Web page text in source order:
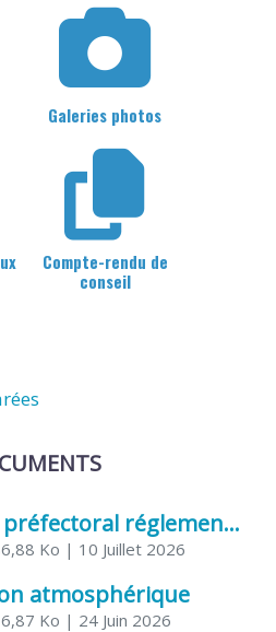
Galeries photos
Compte-rendu de
conseil
Arrêté préfectoral réglementant l’usage de l’eau
Ko | 10 Juillet 2026
atmosphérique
Ko | 24 Juin 2026